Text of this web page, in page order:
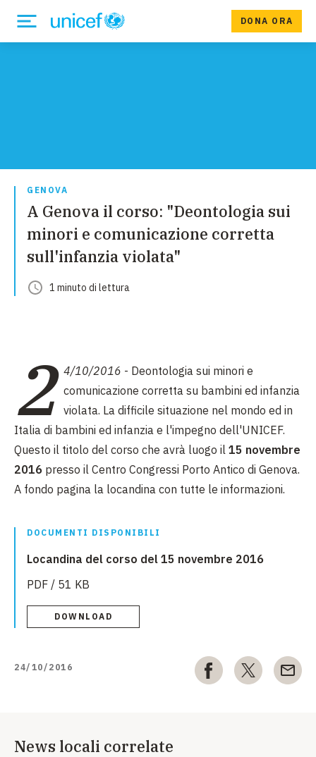
DONA ORA
GENOVA
A Genova il corso: "Deontologia sui
minori e comunicazione corretta
sull'infanzia violata"
1 minuto di lettura
2 4/10/2016 - Deontologia sui minori e
comunicazione corretta su bambini ed infanzia
violata. La difficile situazione nel mondo ed in
Italia di bambini ed infanzia e l'impegno dell'UNICEF.
Questo il titolo del corso che avrà luogo il 15 novembre
2016 presso il Centro Congressi Porto Antico di Genova.
A fondo pagina la locandina con tutte le informazioni.
DOCUMENTI DISPONIBILI
Locandina del corso del 15 novembre 2016
PDF / 51 KB
DOWNLOAD
24/10/2016
News locali correlate